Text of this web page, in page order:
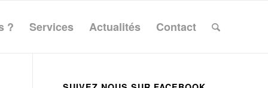
? Services Actualités Contact